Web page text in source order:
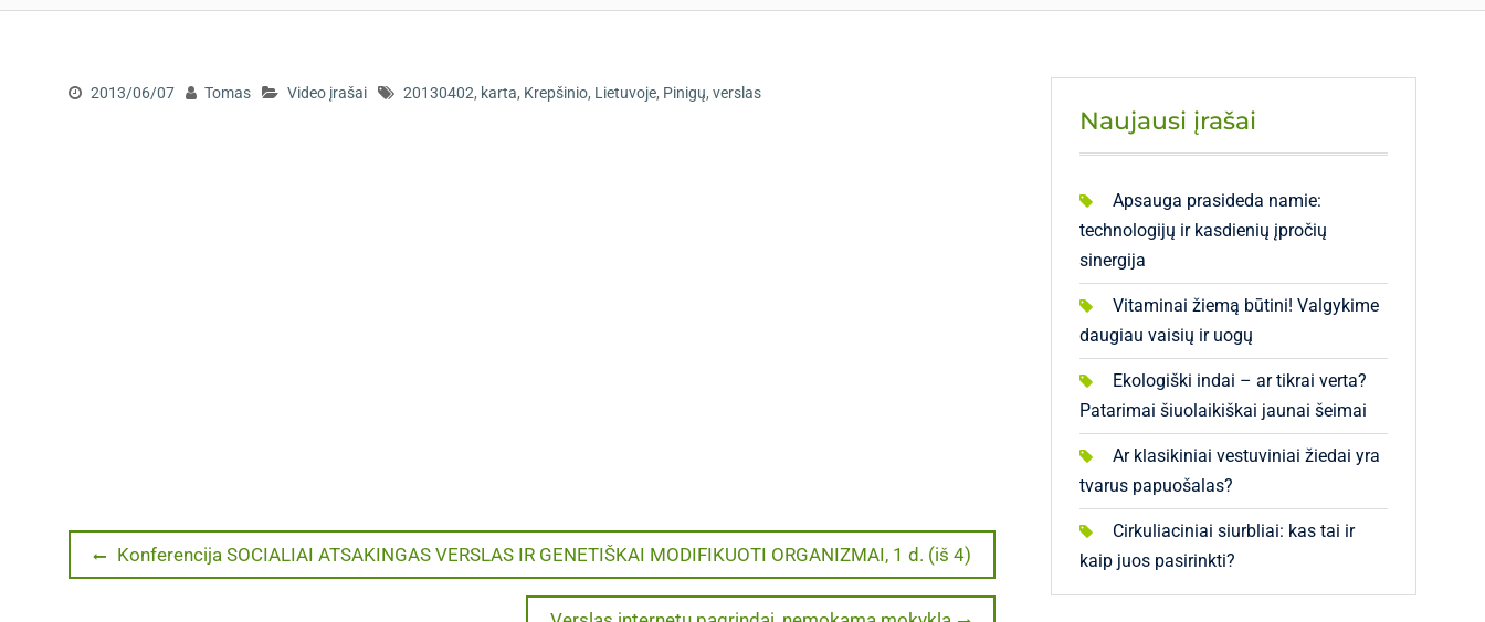
2013/06/07 Tomas Video įrašai 20130402, karta, Krepšinio, Lietuvoje, Pinigų, verslas
Navigacija
Previous
post:
Konferencija SOCIALIAI ATSAKINGAS VERSLAS IR GENETIŠKAI MODIFIKUOTI ORGANIZMAI, 1 d. (iš 4)
Naujausi įrašai
Apsauga prasideda namie:
technologijų ir kasdienių įpročių
sinergija
Vitaminai žiemą būtini! Valgykime
daugiau vaisių ir uogų
Ekologiški indai – ar tikrai verta?
Patarimai šiuolaikiškai jaunai šeimai
Ar klasikiniai vestuviniai žiedai yra
tvarus papuošalas?
Cirkuliaciniai siurbliai: kas tai ir
kaip juos pasirinkti?